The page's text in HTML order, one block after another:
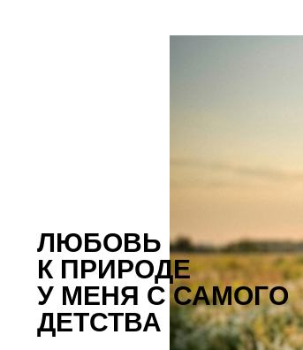
ЛЮБОВЬ
К ПРИРОДЕ
У МЕНЯ С САМОГО
ДЕТСТВА